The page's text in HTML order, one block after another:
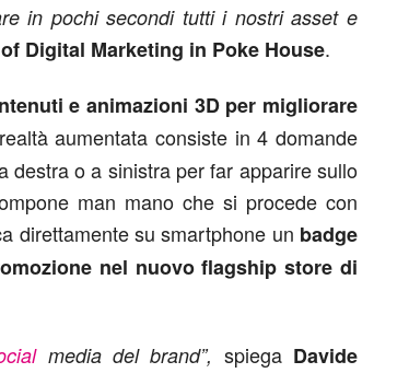
in pochi secondi tutti i nostri asset e
Digital Marketing in Poke House.
e animazioni 3D per migliorare
aumentata consiste in 4 domande
destra o a sinistra per far apparire sullo
man mano che si procede con
direttamente su smartphone un badge
nel nuovo flagship store di
media del brand”, spiega Davide